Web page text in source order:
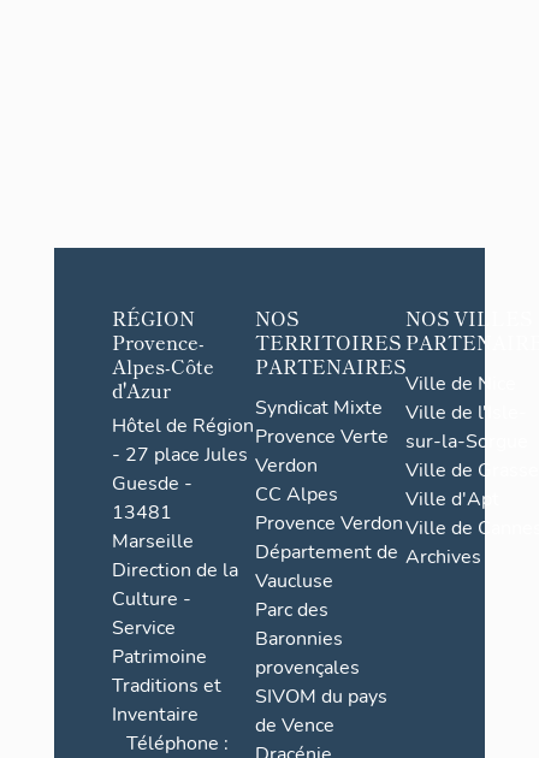
RÉGION
Provence-
Alpes-Côte
d'Azur
Hôtel de Région
- 27 place Jules
Guesde -
13481
Marseille
Direction de la
Culture -
Service
Patrimoine
Traditions et
Inventaire
Téléphone :
NOS
TERRITOIRES
PARTENAIRES
Syndicat Mixte
Provence Verte
Verdon
CC Alpes
Provence Verdon
Département de
Vaucluse
Parc des
Baronnies
provençales
SIVOM du pays
de Vence
NOS VILLES
Ville de Nice
Ville de l'Isle-
sur-la-Sorgue
Ville de Grasse
Ville d'Apt
Ville de
Archives